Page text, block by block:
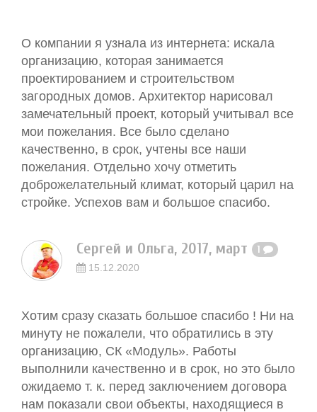
О компании я узнала из интернета: искала
организацию, которая занимается
проектированием и строительством
загородных домов. Архитектор нарисовал
замечательный проект, который учитывал все
мои пожелания. Все было сделано
качественно, в срок, учтены все наши
пожелания. Отдельно хочу отметить
доброжелательный климат, который царил на
стройке. Успехов вам и большое спасибо.
Сергей и Ольга, 2017, март 1
15.12.2020
Хотим сразу сказать большое спасибо ! Ни на
минуту не пожалели, что обратились в эту
организацию, СК «Модуль». Работы
выполнили качественно и в срок, но это было
ожидаемо т. к. перед заключением договора
нам показали свои объекты, находящиеся в